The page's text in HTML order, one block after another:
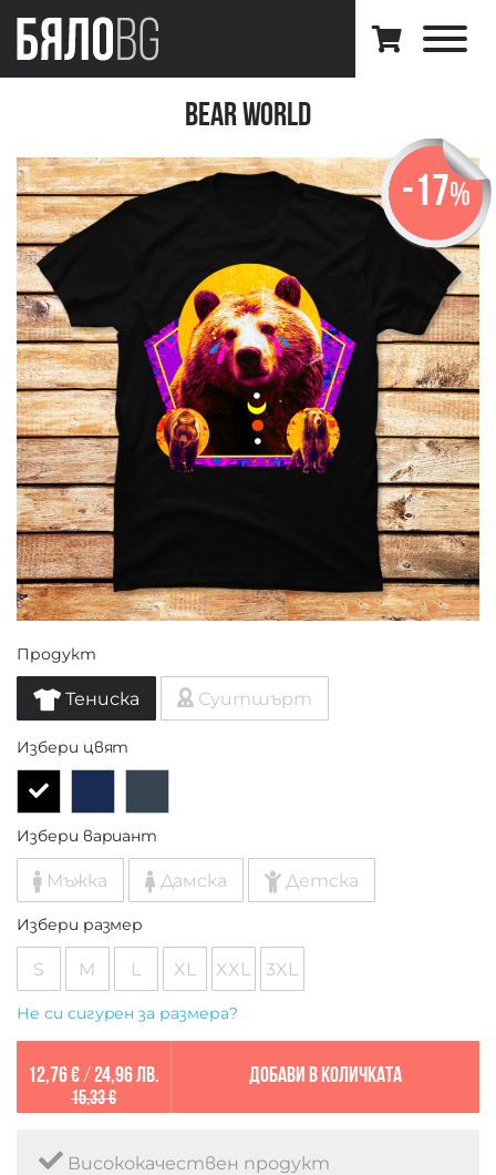
Bear World
-17%
Продукт
Тениска Суитшърт
Избери цвят
Избери вариант
Мъжка Дамска Детска
Избери размер
S M L XL XXL 3XL
Не си сигурен за размера?
12,76 €/ 24,96 лв.
15,33 €
Добави в количката
Висококачествен продукт